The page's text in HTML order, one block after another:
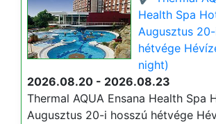
Health Spa
Augusztus
hétvége
night)
2026.08.20 - 2026.08.23
Thermal AQUA Ensana Health Spa
Augusztus 20-i hosszú hétvége